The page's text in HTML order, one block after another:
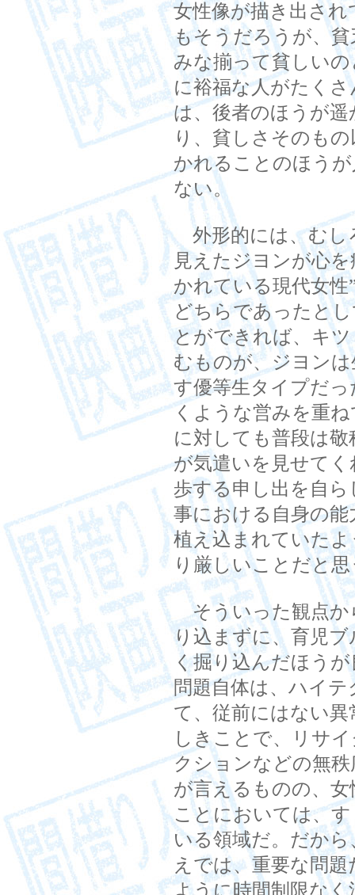
女性像が描き出さ
もそうだろうが、
みな揃って貧しい
に裕福な人がたく
は、後者のほうが
り、貧しさそのも
かれることのほう
ない。
外形的には、むし
見えたジヨンが心
かれている現代女
どちらであったと
とができれば、キ
むものが、ジヨン
す優等生タイプだ
くような営みを重
に対しても普段は
が気遣いを見せて
歩する申し出を自
事における自身の
植え込まれていた
り厳しいことだと思
そういった観点か
り込まずに、育児
く掘り込んだほう
問題自体は、ハイ
て、従前にはない
しきことで、リサ
クションなどの無
が言えるものの、
ことにおいては、
いる領域だ。だか
えでは、重要な問
ように時間制限な